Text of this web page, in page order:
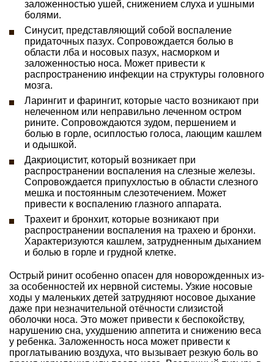
заложенностью ушей, снижением слуха и ушными
болями.
Синусит, представляющий собой воспаление
придаточных пазух. Сопровождается болью в
области лба и носовых пазух, насморком и
заложенностью носа. Может привести к
распространению инфекции на структуры головного
мозга.
Ларингит и фарингит, которые часто возникают при
нелеченном или неправильно леченном остром
рините. Сопровождаются зудом, першением и
болью в горле, осиплостью голоса, лающим кашлем
и одышкой.
Дакриоцистит, который возникает при
распространении воспаления на слезные железы.
Сопровождается припухлостью в области слезного
мешка и постоянным слезотечением. Может
привести к воспалению глазного аппарата.
Трахеит и бронхит, которые возникают при
распространении воспаления на трахею и бронхи.
Характеризуются кашлем, затрудненным дыханием
и болью в горле и грудной клетке.
Острый ринит особенно опасен для новорожденных из-
за особенностей их нервной системы. Узкие носовые
ходы у маленьких детей затрудняют носовое дыхание
даже при незначительной отёчности слизистой
оболочки носа. Это может привести к беспокойству,
нарушению сна, ухудшению аппетита и снижению веса
у ребенка. Заложенность носа может привести к
проглатыванию воздуха, что вызывает резкую боль во